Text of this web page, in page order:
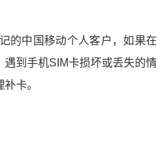
的中国移动个人客户，如果在
到手机SIM卡损坏或丢失的情
卡。